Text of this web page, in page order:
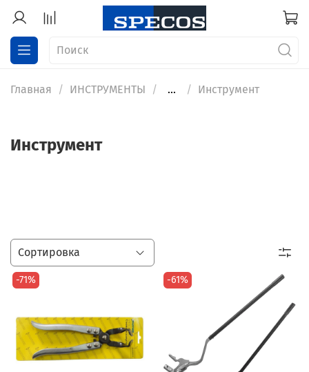
Главная ИНСТРУМЕНТЫ ... Инструмент
Инструмент
-71% -61%